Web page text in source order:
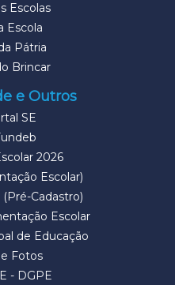
Escolas
Escola
Pátria
Brincar
e Outros
SE
2026
Escolar)
Cadastro)
Escolar
de Educação
Fotos
- DGPE